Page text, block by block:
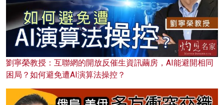
劉寧榮教授：互聯網的開放反催生資訊繭房，AI能避開相同
困局？如何避免遭AI演算法操控？